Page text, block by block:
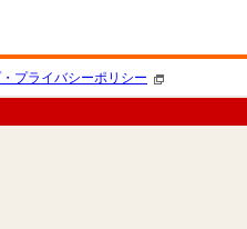
プライバシーポリシー